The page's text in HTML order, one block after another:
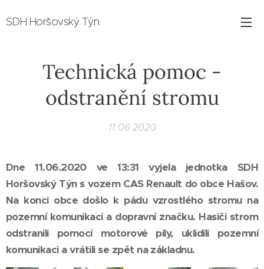
SDH Horšovský Týn
Technická pomoc -
odstranění stromu
11.06.2020
Dne 11.06.2020 ve 13:31 vyjela jednotka SDH
Horšovský Týn s vozem CAS Renault do obce Hašov.
Na konci obce došlo k pádu vzrostlého stromu na
pozemní komunikaci a dopravní značku. Hasiči strom
odstranili pomocí motorové pily, uklidili pozemní
komunikaci a vrátili se zpět na základnu.